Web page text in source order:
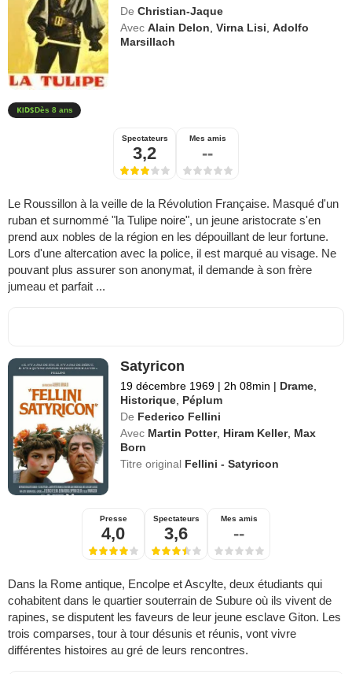
De Christian-Jaque
Avec Alain Delon ,Virna Lisi ,Adolfo
Marsillach
Dès 8 ans
Spectateurs
3,2
Mes amis
--
Le Roussillon à la veille de la Révolution Française. Masqué d'un
ruban et surnommé "la Tulipe noire", un jeune aristocrate s'en
prend aux nobles de la région en les dépouillant de leur fortune.
Lors d'une altercation avec la police, il est marqué au visage. Ne
pouvant plus assurer son anonymat, il demande à son frère
jumeau et parfait ...
Satyricon
19 décembre 1969 | 2h 08min | Drame
Historique Péplum
De Federico Fellini
Avec Martin Potter, Hiram Keller, Max
Born
Titre original Fellini - Satyricon
Presse
4,0
Spectateurs
3,6
Mes amis
--
Dans la Rome antique, Encolpe et Ascylte, deux étudiants qui
cohabitent dans le quartier souterrain de Subure où ils vivent de
rapines, se disputent les faveurs de leur jeune esclave Giton. Les
trois comparses, tour à tour désunis et réunis, vont vivre
différentes histoires au gré de leurs rencontres.